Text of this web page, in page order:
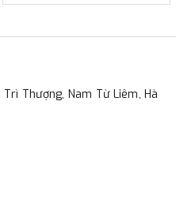
Mễ Trì, Nam Từ Liêm, Hà
Hưng Yên - 0915.048.881
Thượng, Nam Từ Liêm, Hà